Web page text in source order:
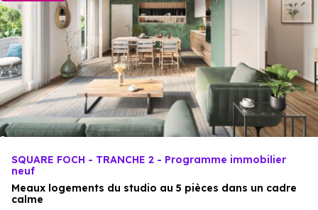
SQUARE FOCH - TRANCHE 2 - Programme immobilier
neuf
Meaux logements du studio au 5 pièces dans un cadre
calme